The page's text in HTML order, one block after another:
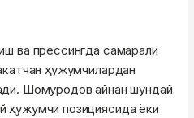
ва прессингда самарали
ҳужумчилардан
Шомуродов айнан шундай
ҳужумчи позициясида ёки